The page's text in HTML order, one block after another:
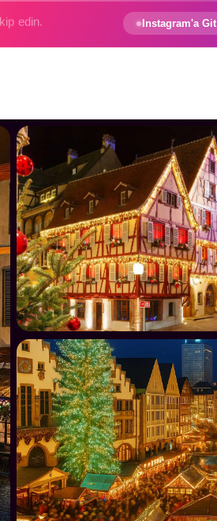
Instagram'a Git